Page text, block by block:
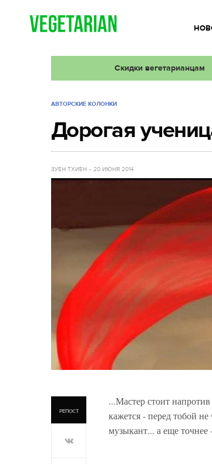
Скидки вегетарианцам
АВТОРСКИЕ КОЛОНКИ
Дорогая
ЗУЕН ТХИЕН 20 ИЮНЯ 2014
РЕПОСТ
...Мастер стоит
кажется - перед тобой
музыкант... а еще точнее